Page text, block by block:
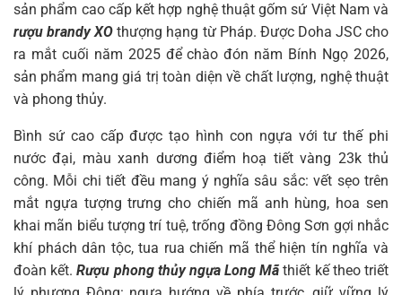
sản phẩm cao cấp kết hợp nghệ thuật gốm sứ Việt Nam và
rượu brandy XO thượng hạng từ Pháp. Được Doha JSC cho
ra mắt cuối năm 2025 để chào đón năm Bính Ngọ 2026,
sản phẩm mang giá trị toàn diện về chất lượng, nghệ thuật
và phong thủy.
Bình sứ cao cấp được tạo hình con ngựa với tư thế phi
nước đại, màu xanh dương điểm hoạ tiết vàng 23k thủ
công. Mỗi chi tiết đều mang ý nghĩa sâu sắc: vết sẹo trên
mắt ngựa tượng trưng cho chiến mã anh hùng, hoa sen
khai mãn biểu tượng trí tuệ, trống đồng Đông Sơn gợi nhắc
khí phách dân tộc, tua rua chiến mã thể hiện tín nghĩa và
đoàn kết.Rượu phong thủy ngựa Long Mã thiết kế theo triết